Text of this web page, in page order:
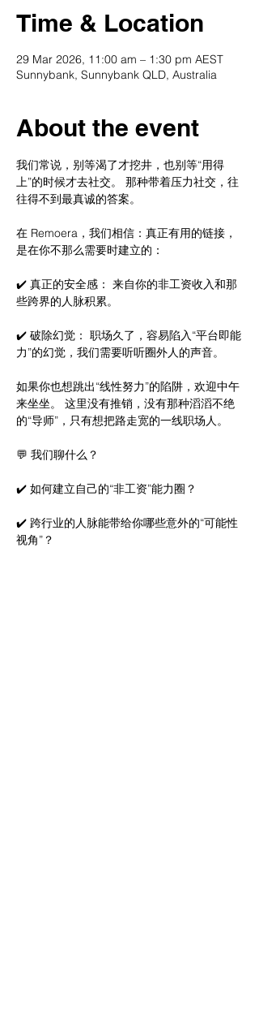
Time & Location
29 Mar 2026, 11:00 am – 1:30 pm AEST
Sunnybank, Sunnybank QLD, Australia
About the event
我们常说，别等渴了才挖井，也别等“用得
上”的时候才去社交。 那种带着压力社交，往
往得不到最真诚的答案。
在 Remoera，我们相信：真正有用的链接，
是在你不那么需要时建立的：
✔️ 真正的安全感： 来自你的非工资收入和那
些跨界的人脉积累。
✔️ 破除幻觉： 职场久了，容易陷入“平台即能
力”的幻觉，我们需要听听圈外人的声音。
如果你也想跳出“线性努力”的陷阱，欢迎中午
来坐坐。 这里没有推销，没有那种滔滔不绝
的“导师”，只有想把路走宽的一线职场人。
💬 我们聊什么？
✔️ 如何建立自己的“非工资”能力圈？
✔️ 跨行业的人脉能带给你哪些意外的“可能性
视角”？